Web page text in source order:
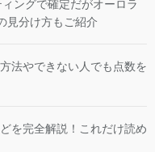
ングで確定だがオーロラ
見分け方もご紹介
法やできない人でも点数を
を完全解説！これだけ読め